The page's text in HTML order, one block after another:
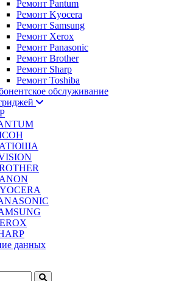
Ремонт Pantum
Ремонт Kyocera
Ремонт Samsung
Ремонт Xerox
Ремонт Panasonic
Ремонт Brother
Ремонт Sharp
Ремонт Toshiba
обслуживание
данных